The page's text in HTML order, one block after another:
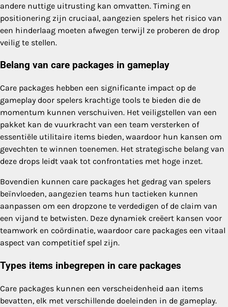
andere nuttige uitrusting kan omvatten. Timing en
positionering zijn cruciaal, aangezien spelers het risico van
een hinderlaag moeten afwegen terwijl ze proberen de drop
veilig te stellen.
Belang van care packages in gameplay
Care packages hebben een significante impact op de
gameplay door spelers krachtige tools te bieden die de
momentum kunnen verschuiven. Het veiligstellen van een
pakket kan de vuurkracht van een team versterken of
essentiële utilitaire items bieden, waardoor hun kansen om
gevechten te winnen toenemen. Het strategische belang van
deze drops leidt vaak tot confrontaties met hoge inzet.
Bovendien kunnen care packages het gedrag van spelers
beïnvloeden, aangezien teams hun tactieken kunnen
aanpassen om een dropzone te verdedigen of de claim van
een vijand te betwisten. Deze dynamiek creëert kansen voor
teamwork en coördinatie, waardoor care packages een vitaal
aspect van competitief spel zijn.
Types items inbegrepen in care packages
Care packages kunnen een verscheidenheid aan items
bevatten, elk met verschillende doeleinden in de gameplay.